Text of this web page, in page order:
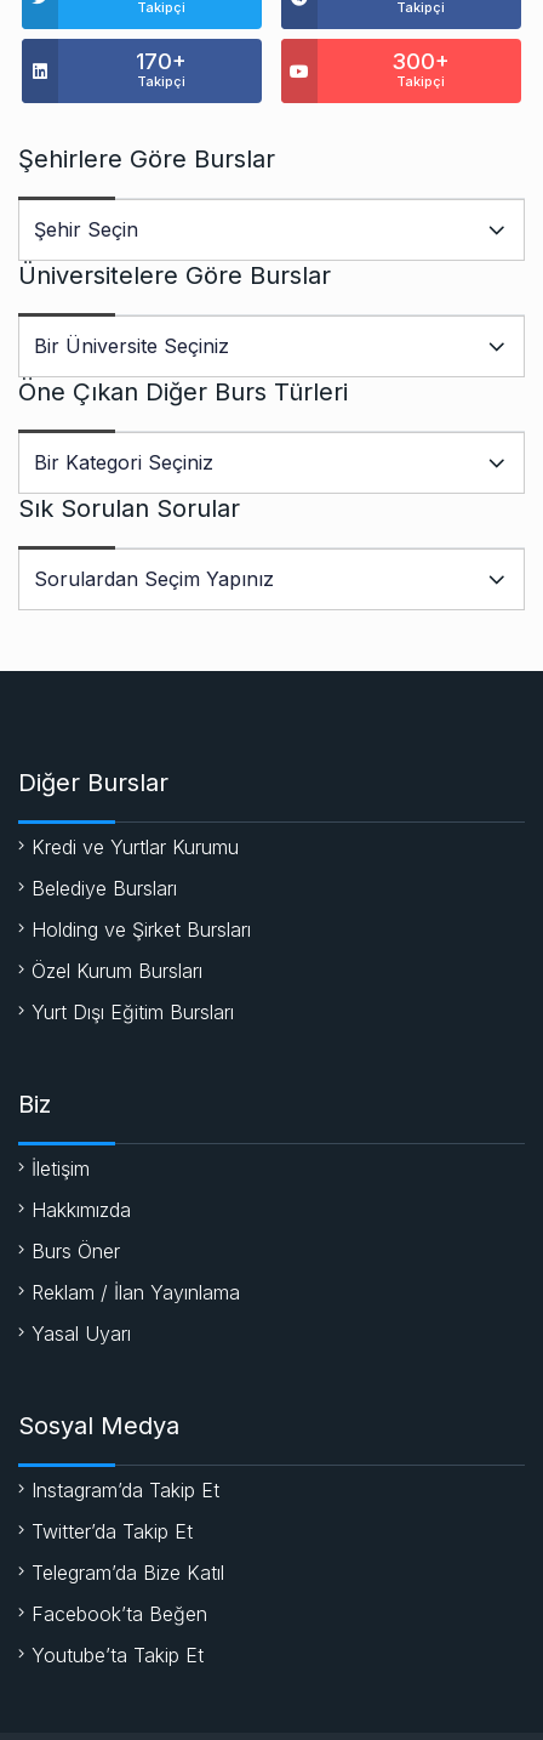
Takipçi Takipçi
170+
Takipçi
300+
Takipçi
Şehirlere Göre Burslar
Üniversitelere Göre Burslar
Öne Çıkan Diğer Burs Türleri
Sık Sorulan Sorular
Diğer Burslar
Kredi ve Yurtlar Kurumu
Belediye Bursları
Holding ve Şirket Bursları
Özel Kurum Bursları
Yurt Dışı Eğitim Bursları
Biz
İletişim
Hakkımızda
Burs Öner
Reklam / İlan Yayınlama
Yasal Uyarı
Sosyal Medya
Instagram’da Takip Et
Twitter’da Takip Et
Telegram’da Bize Katıl
Facebook’ta Beğen
Youtube’ta Takip Et